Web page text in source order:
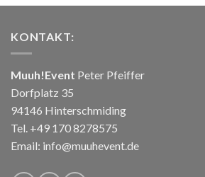
KONTAKT:
Muuh!Event Peter Pfeiffer
Dorfplatz 35
94146 Hinterschmiding
Tel. +49 170 8278575
Email: info@muuhevent.de